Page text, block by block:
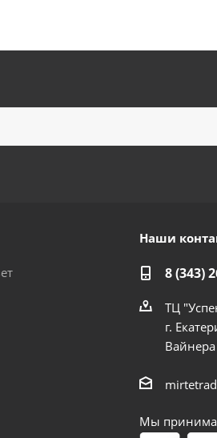
Наши
8 (343)
ТЦ
г.
Мы